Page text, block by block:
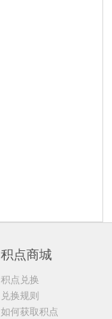
积点商城
积点兑换
兑换规则
如何获取积点